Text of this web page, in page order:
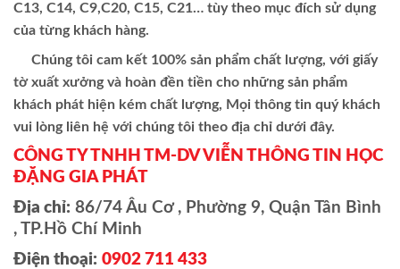
C13, C14, C9,C20, C15, C21… tùy theo mục đích sử dụng
của từng khách hàng.
Chúng tôi cam kết 100% sản phẩm chất lượng, với giấy
tờ xuất xưởng và hoàn đền tiền cho những sản phẩm
khách phát hiện kém chất lượng, Mọi thông tin quý khách
vui lòng liên hệ với chúng tôi theo địa chỉ dưới đây.
CÔNG TY TNHH TM-DV VIỄN THÔNG TIN HỌC
ĐẶNG GIA PHÁT
Địa chỉ: 86/74 Âu Cơ , Phường 9, Quận Tân Bình
, TP.Hồ Chí Minh
Điện thoại: 0902 711 433